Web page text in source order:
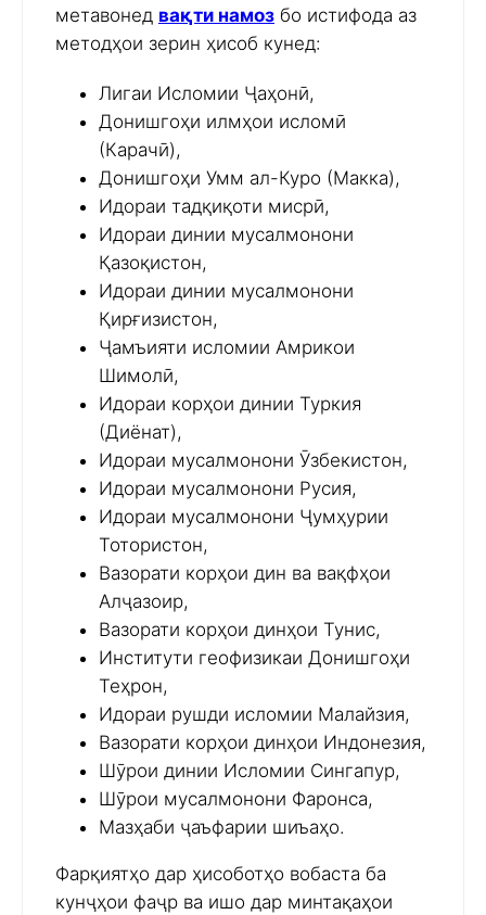
метавонед вақти намоз бо истифода аз
методҳои зерин ҳисоб кунед:
Лигаи Исломии Ҷаҳонӣ,
Донишгоҳи илмҳои исломӣ
(Карачӣ),
Донишгоҳи Умм ал-Куро (Макка),
Идораи тадқиқоти мисрӣ,
Идораи динии мусалмонони
Қазоқистон,
Идораи динии мусалмонони
Қирғизистон,
Ҷамъияти исломии Амрикои
Шимолӣ,
Идораи корҳои динии Туркия
(Диёнат),
Идораи мусалмонони Ӯзбекистон,
Идораи мусалмонони Русия,
Идораи мусалмонони Ҷумҳурии
Тотористон,
Вазорати корҳои дин ва вақфҳои
Алҷазоир,
Вазорати корҳои динҳои Тунис,
Институти геофизикаи Донишгоҳи
Теҳрон,
Идораи рушди исломии Малайзия,
Вазорати корҳои динҳои Индонезия,
Шӯрои динии Исломии Сингапур,
Шӯрои мусалмонони Фаронса,
Мазҳаби ҷаъфарии шиъаҳо.
Фарқиятҳо дар ҳисоботҳо вобаста ба
кунҷҳои фаҷр ва ишо дар минтақаҳои